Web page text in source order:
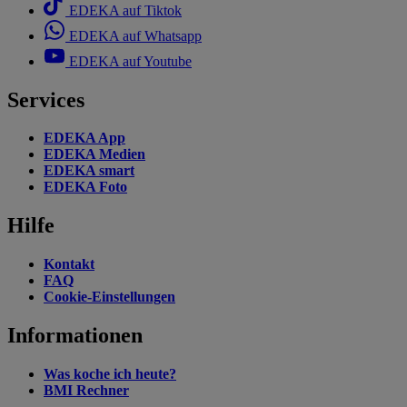
EDEKA auf Tiktok
EDEKA auf Whatsapp
EDEKA auf Youtube
Services
EDEKA App
EDEKA Medien
EDEKA smart
EDEKA Foto
Hilfe
Kontakt
FAQ
Cookie-Einstellungen
Informationen
Was koche ich heute?
BMI Rechner